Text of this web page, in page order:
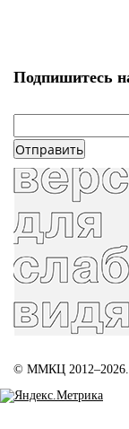
Подпишитесь
© ММКЦ 2012–2026.